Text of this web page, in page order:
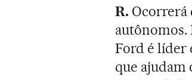
R. Ocorrerá
autônomos.
Ford é líder
que ajudam